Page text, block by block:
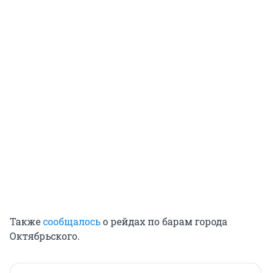
Такжесообщалосьо рейдах по барам города
Октябрьского.